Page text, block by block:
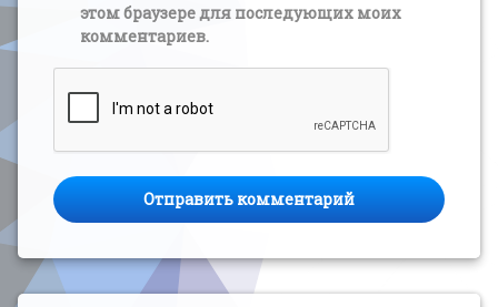
этом браузере для последующих моих
комментариев.